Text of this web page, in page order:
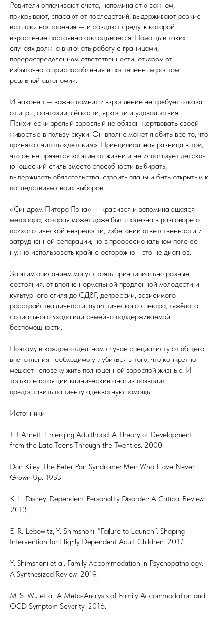
Родители оплачивают счета, напоминают о важном,
прикрывают, спасают от последствий, выдерживают резкие
вспышки настроения — и создают среду, в которой
взросление постоянно откладывается. Помощь в таких
случаях должна включать работу с границами,
перераспределением ответственности, отказом от
избыточного приспособления и постепенным ростом
реальной автономии.
И наконец — важно помнить: взросление не требует отказа
от игры, фантазии, лёгкости, яркости и удовольствия.
Психически зрелый взрослый не обязан жертвовать своей
живостью в пользу скуки. Он вполне может любить всё то, что
принято считать «детским». Принципиальная разница в том,
что он не прячется за этим от жизни и не использует детско-
юношеский стиль вместо способности выбирать,
выдерживать обязательства, строить планы и быть открытым к
последствиям своих выборов.
«Синдром Питера Пэна» — красивая и запоминающаяся
метафора, которая может даже быть полезна в разговоре о
психологической незрелости, избегании ответственности и
затруднённой сепарации, но в профессиональном поле её
нужно использовать крайне осторожно - это не диагноз.
За этим описанием могут стоять принципиально разные
состояния: от вполне нормальной продлённой молодости и
культурного стиля до СДВГ, депрессии, зависимого
расстройства личности, аутистического спектра, тяжёлого
социального ухода или семейно поддерживаемой
беспомощности.
Поэтому в каждом отдельном случае специалисту от общего
впечатления необходимо углубиться в того, что конкретно
мешает человеку жить полноценной взрослой жизнью. И
только настоящий клинический анализ позволит
предоставить пациенту адекватную помощь.
Источники
J. J. Arnett. Emerging Adulthood: A Theory of Development
from the Late Teens Through the Twenties. 2000.
Dan Kiley. The Peter Pan Syndrome: Men Who Have Never
Grown Up. 1983.
K. L. Disney. Dependent Personality Disorder: A Critical Review.
2013.
E. R. Lebowitz, Y. Shimshoni. “Failure to Launch”: Shaping
Intervention for Highly Dependent Adult Children. 2017.
Y. Shimshoni et al. Family Accommodation in Psychopathology:
A Synthesized Review. 2019.
M. S. Wu et al. A Meta-Analysis of Family Accommodation and
OCD Symptom Severity. 2016.